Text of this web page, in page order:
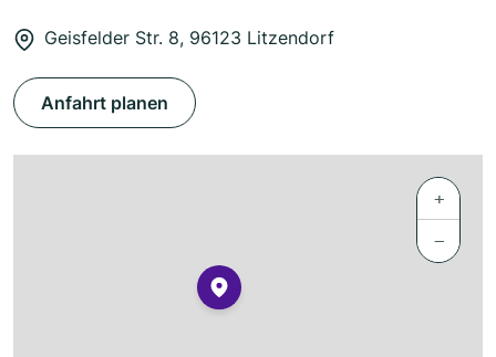
Geisfelder Str. 8, 96123 Litzendorf
Anfahrt planen
+
−